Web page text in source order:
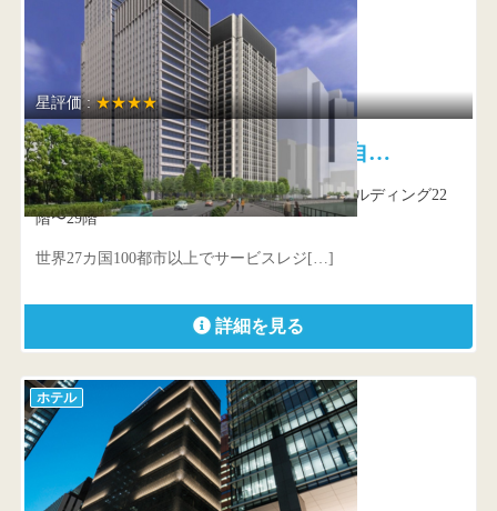
星評価 :★★★★
アスコット丸の内東京 ご自…
東京都 千代田区大手町1-1-1 大手町パークビルディング22
階〜29階
世界27カ国100都市以上でサービスレジ[…]
詳細を見る
ホテル